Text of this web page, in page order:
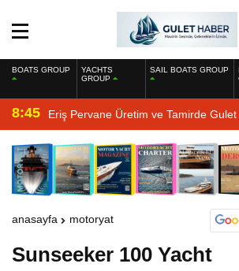
BOATS GROUP
YACHTS
GROUP
SAIL BOATS GROUP
8:45 Eriş Pervane Üretim ve Tamirde Gulet
anasayfa motoryat
Sunseeker 100 Yacht